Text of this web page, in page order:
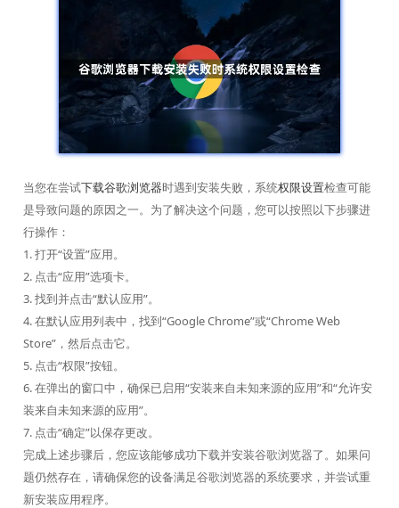
当您在尝试下载谷歌浏览器时遇到安装失败，系统权限设置检查可能
是导致问题的原因之一。为了解决这个问题，您可以按照以下步骤进
行操作：
1. 打开“设置”应用。
2. 点击“应用”选项卡。
3. 找到并点击“默认应用”。
4. 在默认应用列表中，找到“Google Chrome”或“Chrome Web
Store”，然后点击它。
5. 点击“权限”按钮。
6. 在弹出的窗口中，确保已启用“安装来自未知来源的应用”和“允许安
装来自未知来源的应用”。
7. 点击“确定”以保存更改。
完成上述步骤后，您应该能够成功下载并安装谷歌浏览器了。如果问
题仍然存在，请确保您的设备满足谷歌浏览器的系统要求，并尝试重
新安装应用程序。